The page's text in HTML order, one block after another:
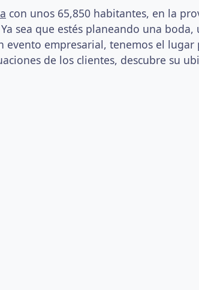
con unos 65,850 habitantes, en la
sea que estés planeando una
empresarial, tenemos el lugar
de los clientes, descubre su